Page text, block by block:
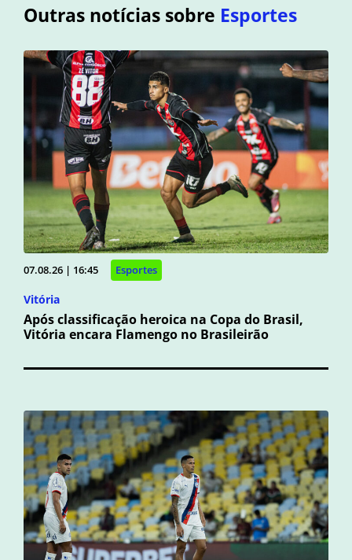
Outras notícias sobre Esportes
07.08.26 | 16:45 Esportes
Vitória
Após classificação heroica na Copa do Brasil,
Vitória encara Flamengo no Brasileirão